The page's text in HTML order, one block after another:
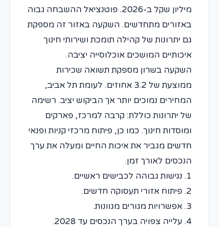
מיליון שקל ב-2026. פוטנציאל ההשבחה גבוה
באזורים מתחדשים. השקעה באזור זה מספקת
גם יתרונות של קהילה תומכת ושירותי חינוך
איכותיים המושכים אוכלוסייה יציבה.
השקעה בשרון מספקת תשואה שכירות
ממוצעת של 3.2 אחוזים. לעומת תל אביב,
המחירים נמוכים יותר אך הביקוש יציב. רשימה
של יתרונות כוללת: קרבה למרכז, פארקים
ומוסדות חינוך. כמו כן, פיתוח מרכזי קניות ופנאי
חדשים מגביר את איכות החיים ומעלה את ערך
הנכסים לאורך זמן.
1. נגישות גבוהה לכבישים ראשיים.
2. פיתוח אזורי תעסוקה חדשים.
3. אפשרויות מגורים מגוונות.
4. עלייה צפויה בערך הנכסים עד 2028.